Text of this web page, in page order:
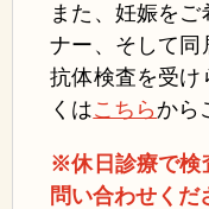
また、妊娠を
ナー、そして同
抗体検査を受け
くはこちらから
※休日診療で検
問い合わせくだ